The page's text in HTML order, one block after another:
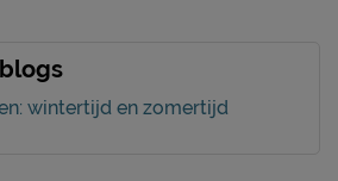
wintertijd en zomertijd